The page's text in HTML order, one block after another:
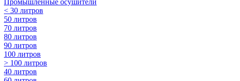
Промышленные осушители
< 30 литров
50 литров
70 литров
80 литров
90 литров
100 литров
> 100 литров
40 литров